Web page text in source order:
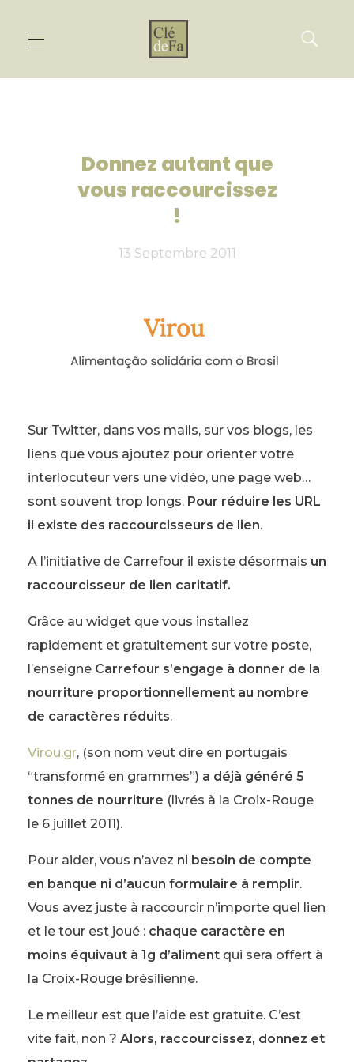
Donnez autant que
vous raccourcissez
!
13 Septembre 2011
Sur Twitter, dans vos mails, sur vos blogs, les
liens que vous ajoutez pour orienter votre
interlocuteur vers une vidéo, une page web…
sont souvent trop longs. Pour réduire les URL
il existe des raccourcisseurs de lien.
A l’initiative de Carrefour il existe désormais un
raccourcisseur de lien caritatif.
Grâce au widget que vous installez
rapidement et gratuitement sur votre poste,
l’enseigne Carrefour s’engage à donner de la
nourriture proportionnellement au nombre
de caractères réduits.
Virou.gr, (son nom veut dire en portugais
“transformé en grammes”) a déjà généré 5
tonnes de nourriture (livrés à la Croix-Rouge
le 6 juillet 2011).
Pour aider, vous n’avez ni besoin de compte
en banque ni d’aucun formulaire à remplir.
Vous avez juste à raccourcir n’importe quel lien
et le tour est joué : chaque caractère en
moins équivaut à 1g d’aliment qui sera offert à
la Croix-Rouge brésilienne.
Le meilleur est que l’aide est gratuite. C’est
vite fait, non ? Alors, raccourcissez, donnez et